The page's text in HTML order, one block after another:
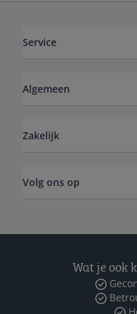
Service
Algemeen
Zakelijk
Volg ons op
Wat je ook